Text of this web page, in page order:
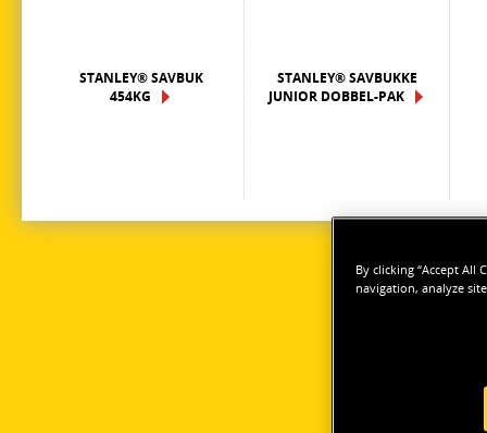
STANLEY® SAVBUK
454KG
STANLEY® SAVBUKKE
JUNIOR DOBBEL-PAK
By clicking “Accept All
navigation, analyze